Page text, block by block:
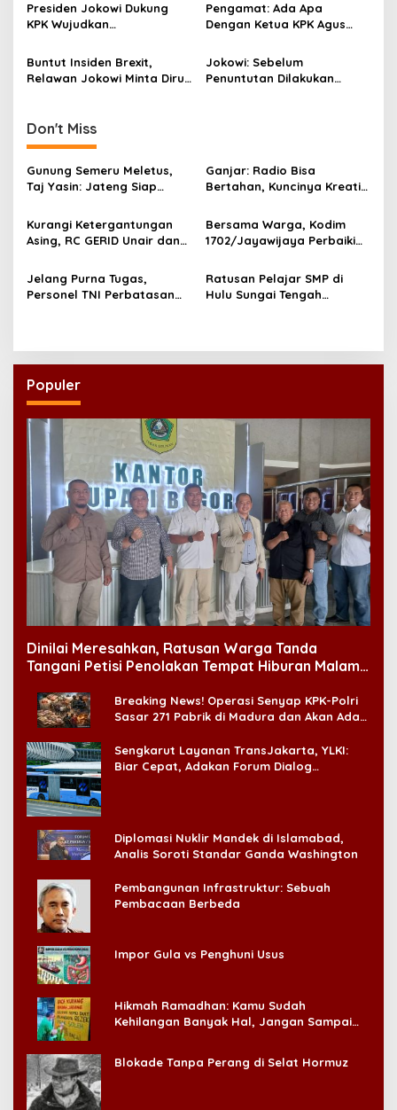
i
o
n
Presiden Jokowi Dukung
KPK Wujudkan
Pengamat: Ada Apa
Dengan Ketua KPK Agus
Buntut Insiden Brexit,
Relawan Jokowi Minta Dirut
Jokowi: Sebelum
Penuntutan Dilakukan
Don't Miss
Gunung Semeru Meletus,
Taj Yasin: Jateng Siap
Ganjar: Radio Bisa
Bertahan, Kuncinya Kreatif
Kurangi Ketergantungan
Asing, RC GERID Unair dan
NTB Kerjasama
Kembangkan Rapid Test
Bersama Warga, Kodim
1702/Jayawijaya Perbaiki
Pasca Dirusak
Jelang Purna Tugas,
Personel TNI Perbatasan
Ratusan Pelajar SMP di
Hulu Sungai Tengah
Populer
Dinilai Meresahkan, Ratusan Warga Tanda
Tangani Petisi Penolakan Tempat Hiburan Malam
Breaking News! Operasi Senyap KPK-Polri
Sasar 271 Pabrik di Madura dan Akan Ada
Sengkarut Layanan TransJakarta, YLKI:
Biar Cepat, Adakan Forum Dialog
Diplomasi Nuklir Mandek di Islamabad,
Analis Soroti Standar Ganda Washington
Pembangunan Infrastruktur: Sebuah
Pembacaan Berbeda
Impor Gula vs Penghuni Usus
Hikmah Ramadhan: Kamu Sudah
Kehilangan Banyak Hal, Jangan Sampai
Blokade Tanpa Perang di Selat Hormuz